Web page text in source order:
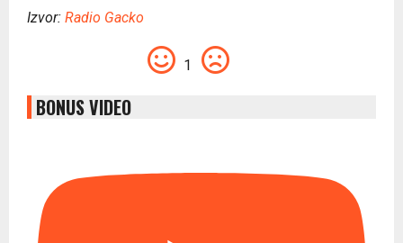
Izvor: Radio Gacko
1
BONUS VIDEO